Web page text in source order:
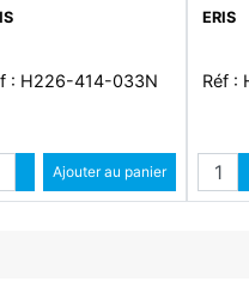
: H226-414-033N
Augmenter quantité
Diminuer quantité
Ajouter au panier
ERIS
Réf :